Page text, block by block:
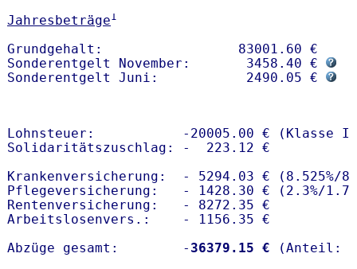
Jahresbeträge1
Grundgehalt:                 83001.60 €
Sonderentgelt November:       3458.40 €
Sonderentgelt Juni:           2490.05 €
Lohnsteuer:           -20005.00 € (Klasse I)
Solidaritätszuschlag: -  223.12 €
Krankenversicherung:  - 5294.03 € (8.525%/
Pflegeversicherung:   - 1428.30 € (2.3%/
Rentenversicherung:   - 8272.35 €
Arbeitslosenvers.:    - 1156.35 €
Abzüge gesamt:        - 36379.15 €